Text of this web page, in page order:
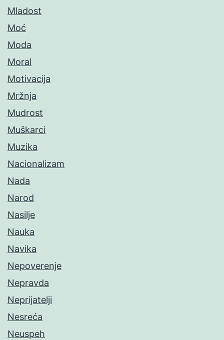
Mladost
Moć
Moda
Moral
Motivacija
Mržnja
Mudrost
Muškarci
Muzika
Nacionalizam
Nada
Narod
Nasilje
Nauka
Navika
Nepoverenje
Nepravda
Neprijatelji
Nesreća
Neuspeh